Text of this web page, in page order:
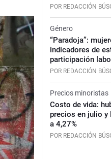
POR REDACCIÓN
Género
“Paradoja”:
indicadores de
participación
POR REDACCIÓN
Precios minoristas
Costo de vida:
precios en julio y
a 4,27%
POR REDACCIÓN